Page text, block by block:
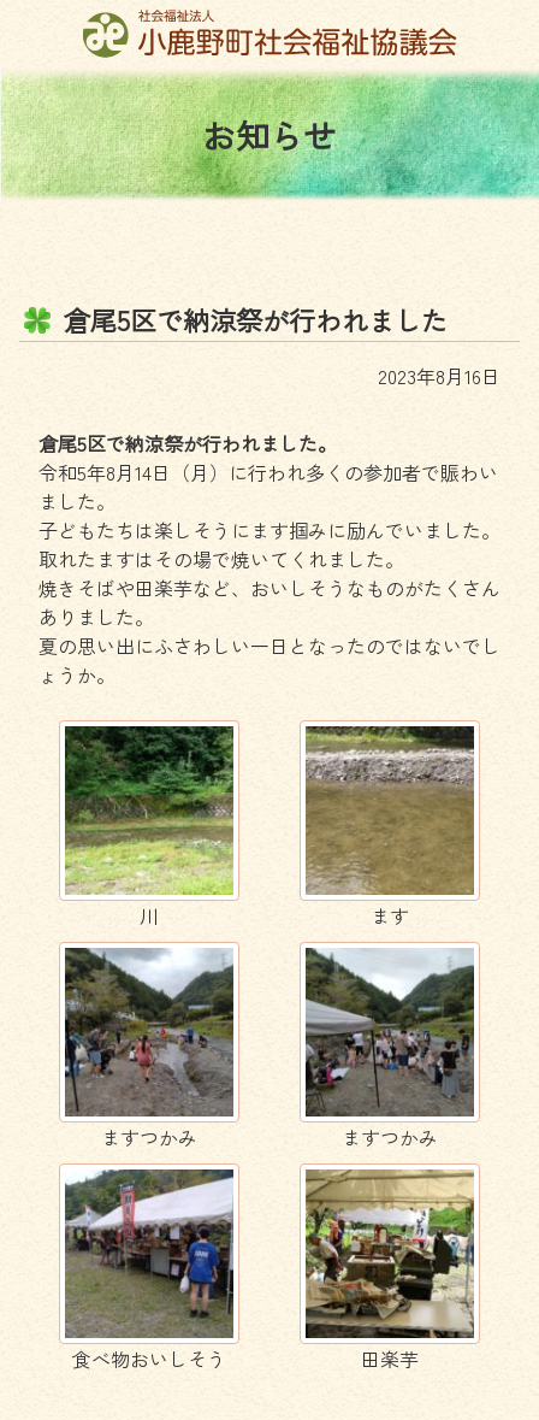
テ
ン
ツ
本
文
お知らせ
倉尾5区で納涼祭が行われま した
2023年8月16日
倉尾5区で納涼祭が行われました。
令和5年8月14日（月）に行われ多くの参加者で賑わい
ました。
子どもたちは楽しそうにます掴みに励んでいました。
取れたますはその場で焼いてくれました。
焼きそばや田楽芋など、おいしそうなものがたくさん
ありました。
夏の思い出にふさわしい一日となったのではないでし
ょうか。
川 ます
ますつかみ ますつかみ
食べ物おいしそう 田楽芋